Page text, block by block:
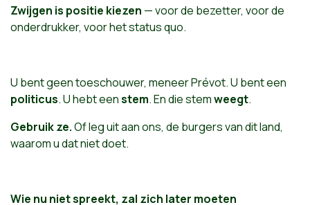
Zwijgen is positie kiezen — voor de bezetter, voor de
onderdrukker, voor het status quo.
U bent geen toeschouwer, meneer Prévot. U bent een
politicus. U hebt eenstem. En die stemweegt.
Gebruik ze.Of leg uit aan ons, de burgers van dit land,
waarom u dat niet doet.
Wie nu niet spreekt, zal zich later moeten